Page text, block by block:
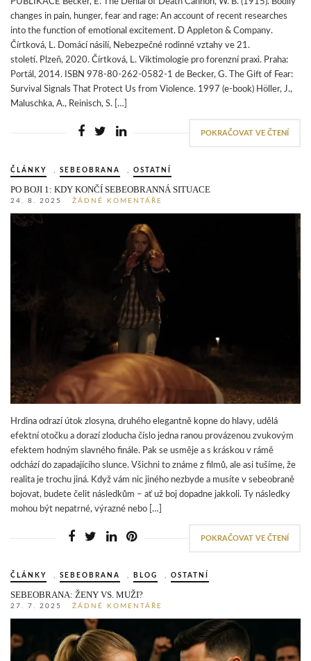
PUBLIKACE Becker, E. The Denial of Death Cannon, W. B. (1915). Bodily
changes in pain, hunger, fear and rage: An account of recent researches
into the function of emotional excitement. D Appleton & Company.
Čírtková, L. Domácí násilí, Nebezpečné rodinné vztahy ve 21.
století. Plzeň, 2020. Čírtková, L. Viktimologie pro forenzní praxi. Praha:
Portál, 2014. ISBN 978-80-262-0582-1 de Becker, G. The Gift of Fear:
Survival Signals That Protect Us from Violence. 1997 (e-book) Höller, J.,
Maluschka, A., Reinisch, S. […]
POKRAČOVAT VE ČTENÍ
ČLÁNKY , SEBEOBRANA , OSTATNÍ
PO BOJI 1: KDY KONČÍ SEBEOBRANNÁ SITUACE
24. 8. 2025 ŽÁDNÉ KOMENTÁŘE
Hrdina odrazí útok zlosyna, druhého elegantně kopne do hlavy, udělá
efektní otočku a dorazí zloducha číslo jedna ranou provázenou zvukovým
efektem hodným slavného finále. Pak se usměje a s kráskou v rámě
odchází do zapadajícího slunce. Všichni to známe z filmů, ale asi tušíme, že
realita je trochu jiná. Když vám nic jiného nezbyde a musíte v sebeobraně
bojovat, budete čelit následkům – ať už boj dopadne jakkoli. Ty následky
mohou být nepatrné, výrazné nebo […]
POKRAČOVAT VE ČTENÍ
ČLÁNKY SEBEOBRANA BLOG OSTATNÍ
SEBEOBRANA: ŽENY VS. MUŽI?
27. 7. 2025 ŽÁDNÉ KOMENTÁŘE